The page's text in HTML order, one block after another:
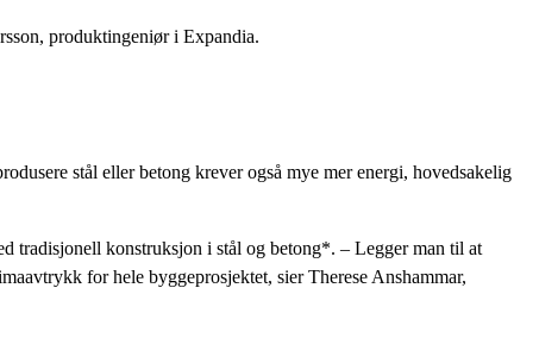
produktingeniør i Expandia.
stål eller betong krever også mye mer energi, hovedsakelig
tradisjonell konstruksjon i stål og betong*. – Legger man til at
for hele byggeprosjektet, sier Therese Anshammar,